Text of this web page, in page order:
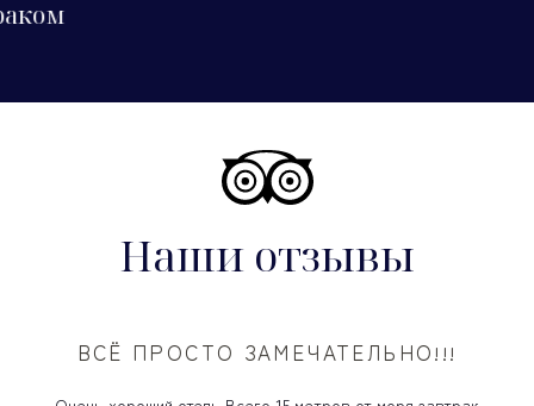
Наши отзывы
ВСЁ ПРОСТО ЗАМЕЧАТЕЛЬНО!!!